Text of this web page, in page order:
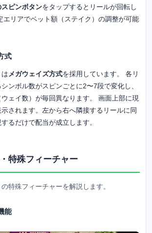
ピンボタンをタップするとリールが回転し
エリアでベット額（ステイク）の調整が可能
式
メガウェイズ方式を採用しています。 各リ
ンボル数がスピンごとに2〜7段で変化し、
ェイ数）が毎回異なります。 画面上部に現
されます。左から右へ隣接するリールに同
るだけで配当が成立します。
特殊フィーチャー
特殊フィーチャーを解説します。
能